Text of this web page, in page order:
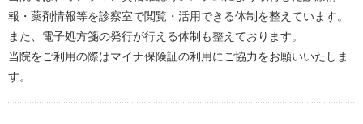
報・薬剤情報等を診察室で閲覧・活用できる体制を整えています。
また、電子処方箋の発行が行える体制も整えております。
当院をご利用の際はマイナ保険証の利用にご協力をお願いいたしま
す。